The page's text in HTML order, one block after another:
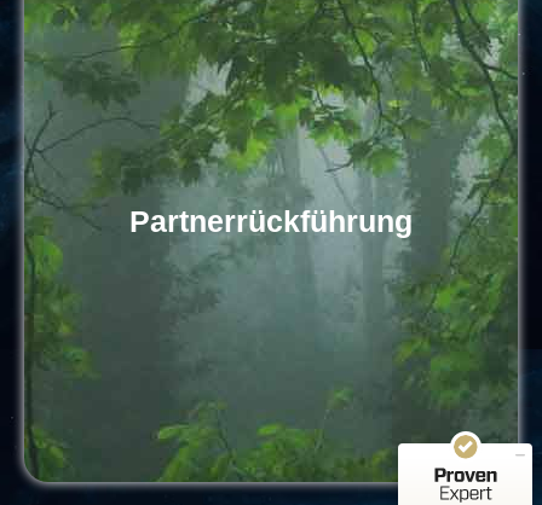
Partnerrückführung
RITUALE
Kundenbewertungen und Erfahrungen zu
Astramea.ch - Spirituelle Lebenshilfe
100%
Empfehlungen auf
5,00 / 5,00
10